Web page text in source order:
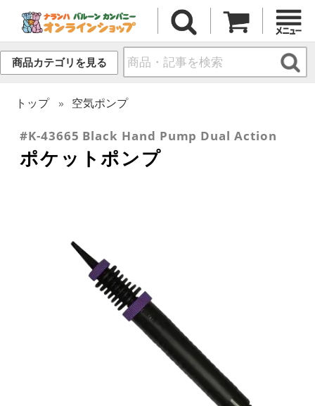
商品カテゴリを見る
トップ 空気ポンプ
#K-43665 Black Hand Pump Dual Action
ポケットポンプ